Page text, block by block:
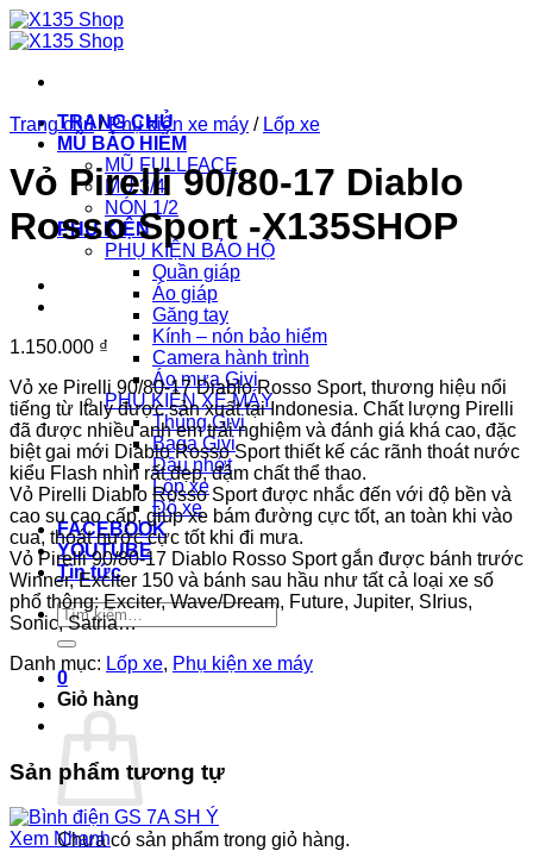
Chuyển
đến
dung
TRANG CHỦ
MŨ BẢO HIỂM
MŨ FULLFACE
MŨ 3/4
NÓN 1/2
PHỤ KIỆN
PHỤ KIỆN BẢO HỘ
Quần giáp
Áo giáp
Găng tay
Kính – nón bảo hiểm
Camera hành trình
Áo mưa Givi
PHỤ KIỆN XE MÁY
Thùng Givi
Baga Givi
Dầu nhớt
Lốp xe
Độ xe
FACEBOOK
YOUTUBE
Tin tức
Tìm
kiếm:
0
Giỏ hàng
Chưa có sản phẩm trong giỏ hàng.
Trang chủ / Phụ kiện xe máy / Lốp xe
Vỏ Pirelli 90/80-17 Diablo
Rosso Sport -X135SHOP
1.150.000 ₫
Vỏ xe Pirelli 90/80-17 Diablo Rosso Sport, thương hiệu nổi
tiếng từ Italy được sản xuất tại Indonesia. Chất lượng Pirelli
đã được nhiều anh em trải nghiệm và đánh giá khá cao, đặc
biệt gai mới Diablo Rosso Sport thiết kế các rãnh thoát nước
kiểu Flash nhìn rất đẹp, đậm chất thể thao.
Vỏ Pirelli Diablo Rosso Sport được nhắc đến với độ bền và
cao su cao cấp, giúp xe bám đường cực tốt, an toàn khi vào
cua, thoát nước cực tốt khi đi mưa.
Vỏ Pirelli 90/80-17 Diablo Rosso Sport gắn được bánh trước
Winner, Exciter 150 và bánh sau hầu như tất cả loại xe số
phổ thông: Exciter, Wave/Dream, Future, Jupiter, SIrius,
Sonic, Satria…
Danh mục: Lốp xe, Phụ kiện xe máy
Sản phẩm tương tự
Xem Nhanh